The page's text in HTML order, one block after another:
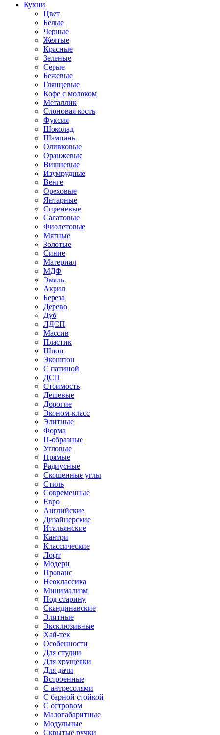
Кухни
Цвет
Белые
Черные
Желтые
Красные
Зеленые
Серые
Бежевые
Глянцевые
Кофе с молоком
Металлик
Слоновая кость
Фуксия
Шоколад
Шампань
Оливковые
Оранжевые
Вишневые
Изумрудные
Венге
Ореховые
Янтарные
Сиреневые
Салатовые
Фиолетовые
Мятные
Золотые
Синие
Материал
МДФ
Эмаль
Акрил
Береза
Дерево
Дуб
ЛДСП
Массив
Пластик
Шпон
Экошпон
С патиной
ДСП
Стоимость
Дешевые
Дорогие
Эконом-класс
Элитные
Форма
П-образные
Угловые
Прямые
Радиусные
Скошенные углы
Стиль
Современные
Евро
Английские
Дизайнерские
Итальянские
Кантри
Классические
Лофт
Модерн
Прованс
Неоклассика
Минимализм
Под старину
Скандинавские
Элитные
Эксклюзивные
Хай-тек
Особенности
Для студии
Для хрущевки
Для дачи
Встроенные
С антресолями
С барной стойкой
С островом
Малогабаритные
Модульные
Скрытые ручки